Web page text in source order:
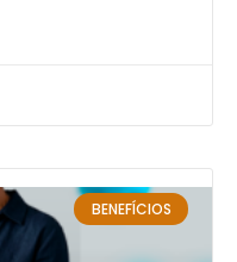
BENEFÍCIOS